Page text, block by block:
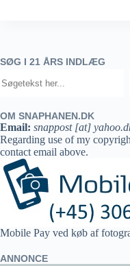
SØG I 21 ÅRS INDLÆG
OM SNAPHANEN.DK
Email: snappost [at]
Regarding use of my
contact email above.
Mobile Pay ved køb af
ANNONCE